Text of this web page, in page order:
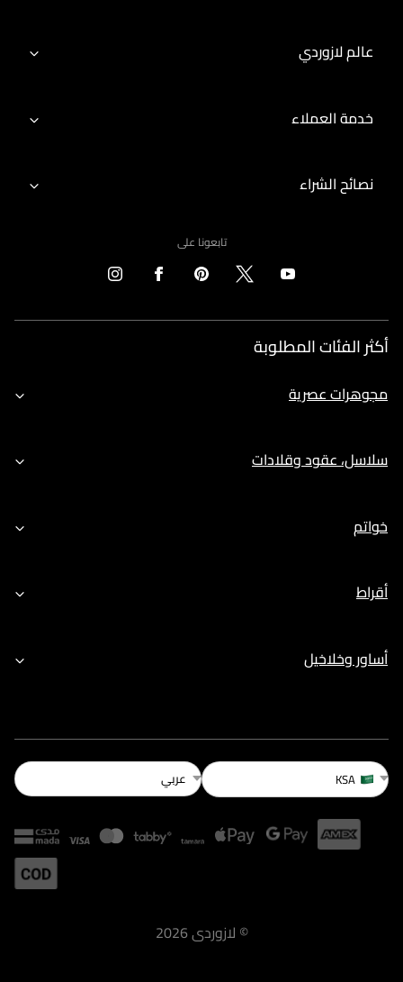
عالم لازوردي
خدمة العملاء
نصائح الشراء
تابعونا على
أكثر الفئات المطلوبة
مجوهرات عصرية
سلاسل، عقود وقلادات
خواتم
أقراط
أساور وخلاخيل
KSA عربي
© لازوردى2026